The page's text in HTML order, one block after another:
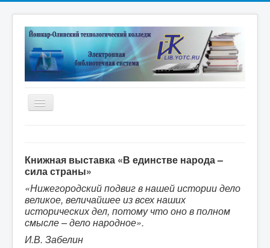
Включить/
выключить
Дистанционные курсы
Книжные выставки
Единое окно
Новые поступления
Книжная выставка «В единстве народа –
сила страны»
«Нижегородский подвиг в нашей истории дело
великое, величайшее из всех наших
исторических дел, потому что оно в полном
смысле – дело народное».
И.В. Забелин